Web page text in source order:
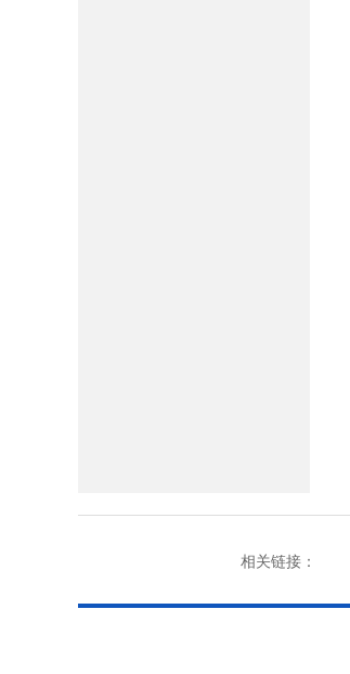
相关链接：